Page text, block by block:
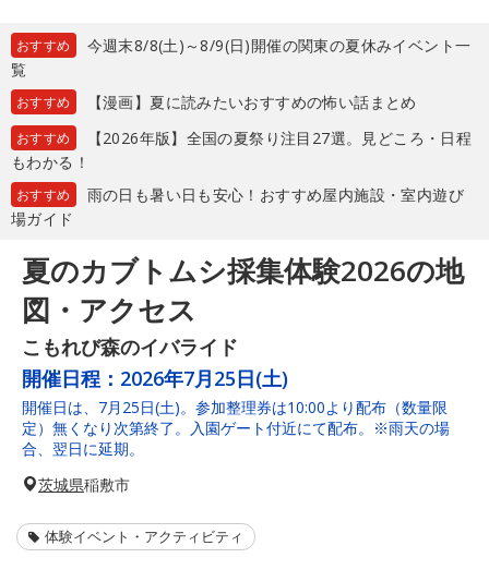
おすすめ
今週末8/8(土)～8/9(日)開催の関東の夏休みイベント一
覧
おすすめ 【漫画】夏に読みたいおすすめの怖い話まとめ
おすすめ
【2026年版】全国の夏祭り注目27選。見どころ・日程
もわかる！
おすすめ
雨の日も暑い日も安心！おすすめ屋内施設・室内遊び
場ガイド
夏のカブトムシ採集体験2026の地
図・アクセス
こもれび森のイバライド
開催日程： 2026年7月25日(土)
開催日は、7月25日(土)。参加整理券は10:00より配布（数量限
定）無くなり次第終了。入園ゲート付近にて配布。※雨天の場
合、翌日に延期。
茨城県稲敷市
体験イベント・アクティビティ